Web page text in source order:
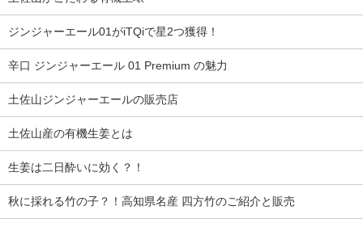
ジンジャーエール01がiTQiで星2つ獲得！
辛口 ジンジャーエール 01 Premium の魅力
土佐山ジンジャーエールの販売店
土佐山産の有機生姜とは
生姜は二日酔いに効く？！
秋に採れる竹の子？！高知県名産 四方竹のご紹介と販売